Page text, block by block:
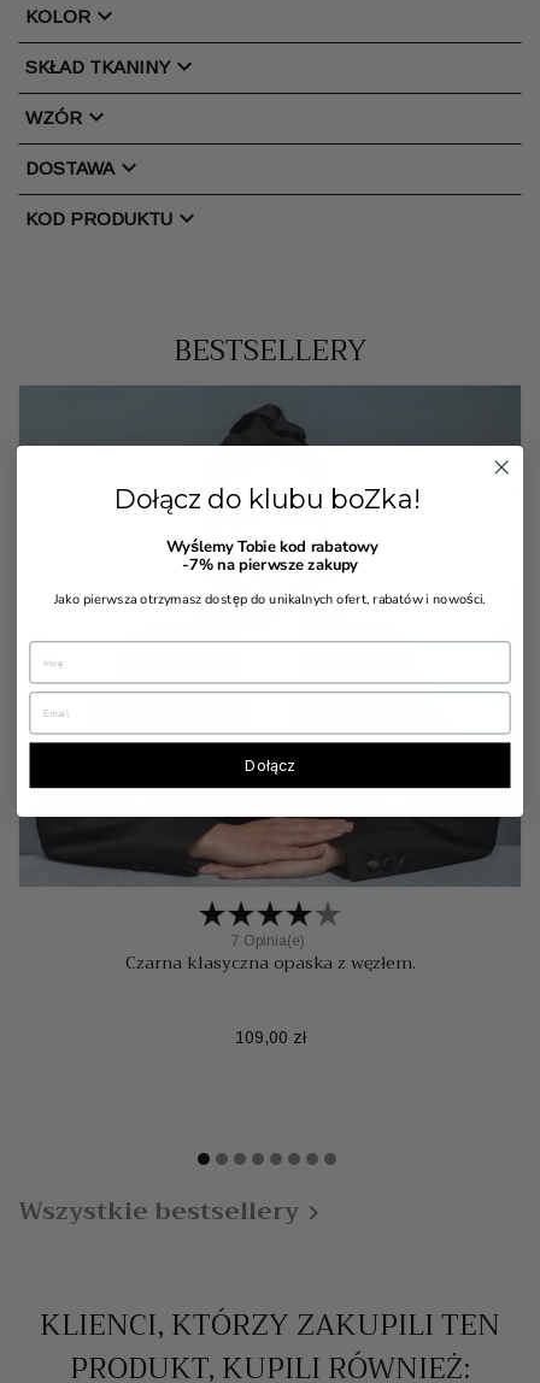
KOLOR chevron_right
SKŁAD TKANINYchevron_right
WZÓR chevron_right
DOSTAWAchevron_right
KOD PRODUKTU chevron_right
BESTSELLERY
7 Opinia(e)
Czarna klasyczna opaska z węzłem.
Cena
109,00 zł
 
Wszystkie bestsellery 
KLIENCI, KTÓRZY ZAKUPILI TEN
PRODUKT, KUPILI RÓWNIEŻ:
Dołącz do klubu boZka!
Wyślemy Tobie kod rabatowy
-7%na pierwsze zakupy
Jako pierwsza otrzymasz dostęp do unikalnych ofert, rabatów i nowości.
Dołącz